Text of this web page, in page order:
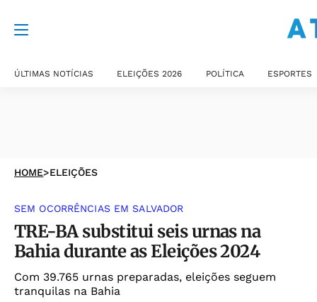
ÚLTIMAS NOTÍCIAS ELEIÇÕES 2026 POLÍTICA ESPORTES
HOME>ELEIÇÕES
SEM OCORRÊNCIAS EM SALVADOR
TRE-BA substitui seis urnas na
Bahia durante as Eleições 2024
Com 39.765 urnas preparadas, eleições seguem
tranquilas na Bahia